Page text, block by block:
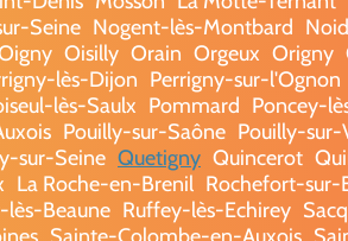
Seine Nogent-lès-Montbard
Oisilly Orain Orgeux Origny
lès-Dijon Perrigny-sur-l'Ognon
lès-Saulx Pommard Poncey-
Pouilly-sur-Saône Pouilly-sur-
sur-Seine Quetigny Quincerot
La Roche-en-Brenil Rochefort-sur-
lès-Beaune Ruffey-lès-Echirey